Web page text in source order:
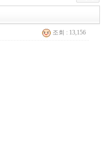
조회 : 13,156